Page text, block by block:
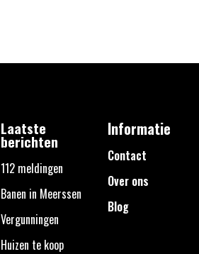
Laatste
berichten
112 meldingen
Banen in Meerssen
Vergunningen
Huizen te koop
Informatie
Contact
Over ons
Blog